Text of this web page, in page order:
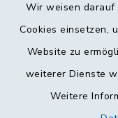
Wir weisen darauf
Cookies einsetzen,
Website zu
weiterer Dienste
Weitere